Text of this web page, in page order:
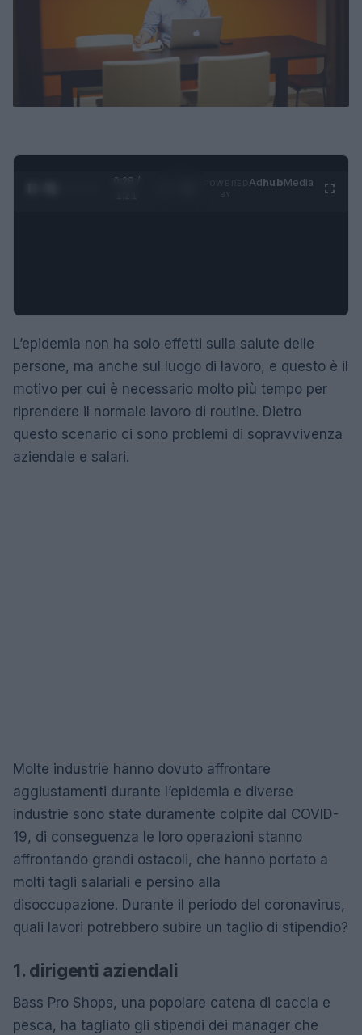
0:29 /
AdhubMedia
L’epidemia non ha solo effetti sulla salute delle
persone, ma anche sul luogo di lavoro, e questo è il
motivo per cui è necessario molto più tempo per
riprendere il normale lavoro di routine. Dietro
questo scenario ci sono problemi di sopravvivenza
aziendale e salari.
Molte industrie hanno dovuto affrontare
aggiustamenti durante l’epidemia e diverse
industrie sono state duramente colpite dal COVID-
19, di conseguenza le loro operazioni stanno
affrontando grandi ostacoli, che hanno portato a
molti tagli salariali e persino alla
disoccupazione. Durante il periodo del coronavirus,
quali lavori potrebbero subire un taglio di stipendio?
1. dirigenti aziendali
Bass Pro Shops, una popolare catena di caccia e
pesca, ha tagliato gli stipendi dei manager che